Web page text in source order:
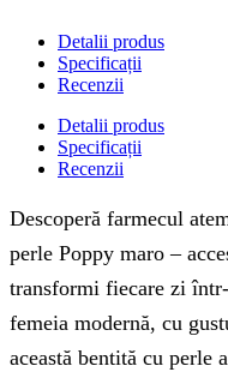
Detalii produs
Specificații
Recenzii
Detalii produs
Specificații
Recenzii
Descoperă farmecul
perle Poppy maro –
transformi fiecare zi
femeia modernă, cu
această bentită cu perle